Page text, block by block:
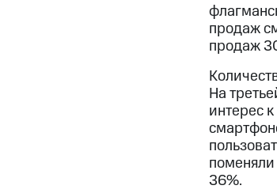
продаж
продаж
На
интерес
поменяли
36%.